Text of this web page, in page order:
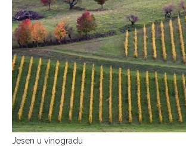
Jesen u vinogradu